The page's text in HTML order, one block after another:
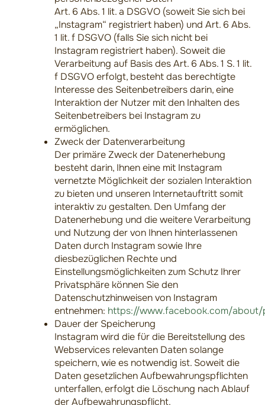
Art. 6 Abs. 1 lit. a DSGVO (soweit Sie sich bei
„Instagram“ registriert haben) und Art. 6 Abs.
1 lit. f DSGVO (falls Sie sich nicht bei
Instagram registriert haben). Soweit die
Verarbeitung auf Basis des Art. 6 Abs. 1 S. 1 lit.
f DSGVO erfolgt, besteht das berechtigte
Interesse des Seitenbetreibers darin, eine
Interaktion der Nutzer mit den Inhalten des
Seitenbetreibers bei Instagram zu
ermöglichen.
Zweck der Datenverarbeitung
Der primäre Zweck der Datenerhebung
besteht darin, Ihnen eine mit Instagram
vernetzte Möglichkeit der sozialen Interaktion
zu bieten und unseren Internetauftritt somit
interaktiv zu gestalten. Den Umfang der
Datenerhebung und die weitere Verarbeitung
und Nutzung der von Ihnen hinterlassenen
Daten durch Instagram sowie Ihre
diesbezüglichen Rechte und
Einstellungsmöglichkeiten zum Schutz Ihrer
Privatsphäre können Sie den
Datenschutzhinweisen von Instagram
entnehmen: https://www.facebook.com/about/
Dauer der Speicherung
Instagram wird die für die Bereitstellung des
Webservices relevanten Daten solange
speichern, wie es notwendig ist. Soweit die
Daten gesetzlichen Aufbewahrungspflichten
unterfallen, erfolgt die Löschung nach Ablauf
der Aufbewahrungspflicht.